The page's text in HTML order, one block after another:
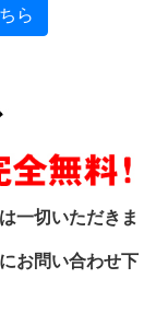
ら
一切いただきま
お問い合わせ下